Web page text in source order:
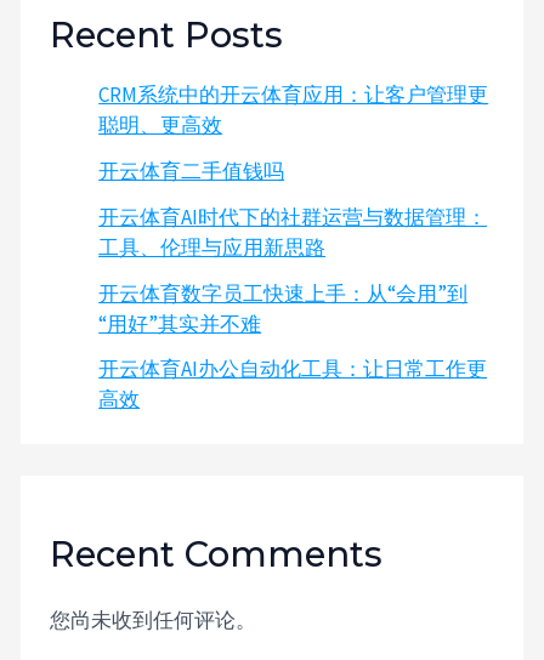
Recent Posts
CRM系统中的开云体育应用：让客户管理更
聪明、更高效
开云体育二手值钱吗
开云体育AI时代下的社群运营与数据管理：
工具、伦理与应用新思路
开云体育数字员工快速上手：从“会用”到
“用好”其实并不难
开云体育AI办公自动化工具：让日常工作更
高效
Recent Comments
您尚未收到任何评论。